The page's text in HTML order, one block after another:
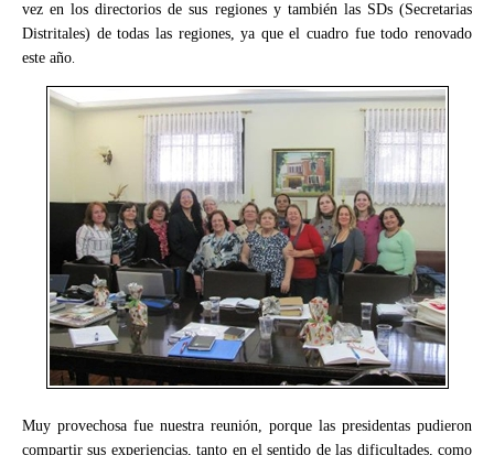
vez en los directorios de sus regiones y también las SDs (Secretarias
Distritales) de todas las regiones, ya que el cuadro fue todo renovado
este año.
Muy provechosa fue nuestra reunión, porque las presidentas pudieron
compartir sus experiencias, tanto en el sentido de las dificultades, como